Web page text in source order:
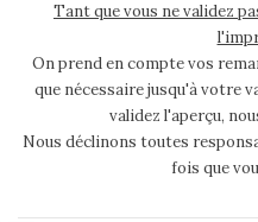
Tant que vous ne validez
On prend en compte vos
que nécessaire jusqu'à votre
validez l'aperçu,
Nous déclinons toutes
fois que